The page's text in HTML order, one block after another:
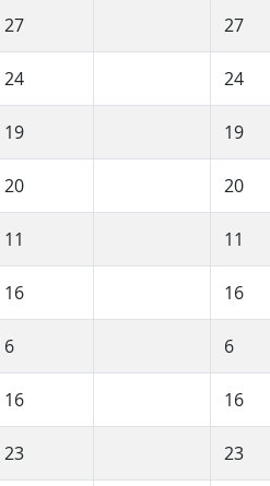
27 27
24 24
19 19
20 20
11 11
16 16
6 6
16 16
23 23